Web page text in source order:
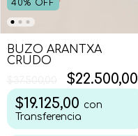
40% OFF
BUZO ARANTXA
CRUDO
$22.500,00
$19.125,00 con
Transferencia